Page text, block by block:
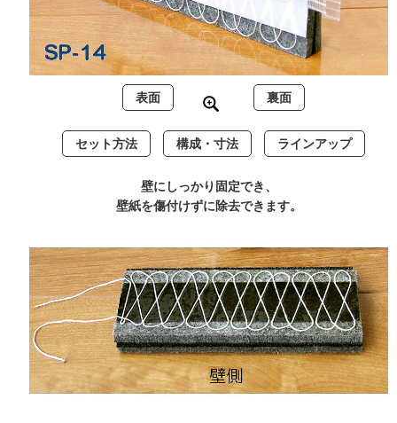
表面 裏面
セット方法 構成・寸法 ラインアップ
壁にしっかり固定でき、
壁紙を傷付けずに除去できます。